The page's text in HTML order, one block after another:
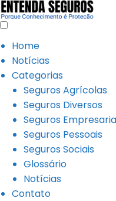
Home
Notícias
Categorias
Seguros Agrícolas
Seguros Diversos
Seguros
Seguros Pessoais
Seguros Sociais
Glossário
Notícias
Contato